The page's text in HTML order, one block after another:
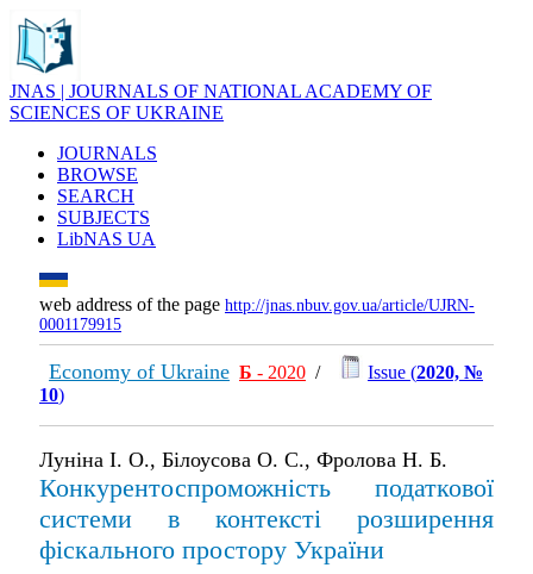
JNAS | JOURNALS OF NATIONAL ACADEMY OF
SCIENCES OF UKRAINE
JOURNALS
BROWSE
SEARCH
SUBJECTS
LibNAS UA
web address of the page http://jnas.nbuv.gov.ua/article/UJRN-
0001179915
Economy of Ukraine Б - 2020 / Issue (2020, №
10)
Луніна І. О., Білоусова О. С., Фролова Н. Б.
Конкурентоспроможність податкової
системи в контексті розширення
фіскального простору України